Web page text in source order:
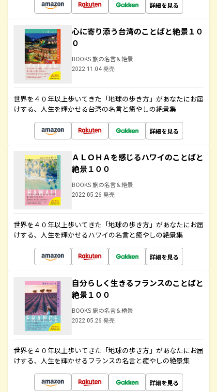
詳細を見る
心に寄り添う台湾のことばと絶景１０
０
BOOKS 旅の名言＆絶景
2022.11.04 発売
世界を４０年以上歩いてきた「地球の歩き方」があなたにお届
けする、人生を輝かせる台湾の名言と癒やしの絶景集
詳細を見る
ＡＬＯＨＡを感じるハワイのことばと
絶景１００
BOOKS 旅の名言＆絶景
2022.05.26 発売
世界を４０年以上歩いてきた「地球の歩き方」があなたにお届
けする、人生を輝かせるハワイの名言と癒やしの絶景集
詳細を見る
自分らしく生きるフランスのことばと
絶景１００
BOOKS 旅の名言＆絶景
2022.05.26 発売
世界を４０年以上歩いてきた「地球の歩き方」があなたにお届
けする、人生を輝かせるフランスの名言と癒やしの絶景集
詳細を見る